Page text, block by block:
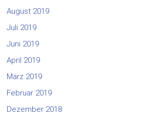
August 2019
Juli 2019
Juni 2019
April 2019
März 2019
Februar 2019
Dezember 2018